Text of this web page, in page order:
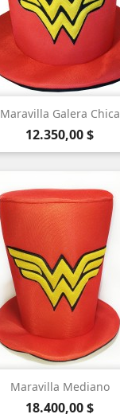
Maravilla Galera Chica
Precio
12.350,00 $
Maravilla Mediano
Precio
18.400,00 $